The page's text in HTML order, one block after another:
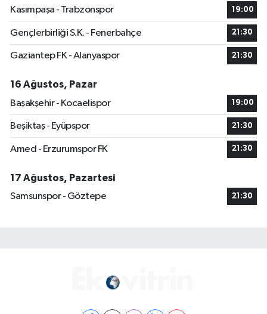
Kasımpaşa - Trabzonspor 19:00
Gençlerbirliği S.K. - Fenerbahçe 21:30
Gaziantep FK - Alanyaspor 21:30
16 Ağustos, Pazar
Başakşehir - Kocaelispor
19:00
Beşiktaş - Eyüpspor 21:30
Amed - Erzurumspor FK 21:30
17 Ağustos, Pazartesi
Samsunspor - Göztepe
21:30